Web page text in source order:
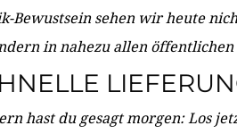
Bewustsein sehen wir heute
in nahezu allen öffentlichen
hast du gesagt morgen: Los